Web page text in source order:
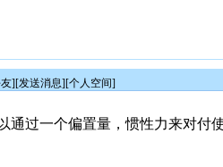
][发送消息][个人空间]
通过一个偏置量，惯性力来对付